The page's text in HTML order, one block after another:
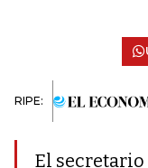
RIPE:
El secretario